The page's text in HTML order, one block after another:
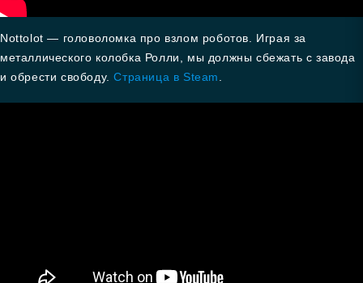
Nottolot — головоломка про взлом роботов. Играя за
металлического колобка Ролли, мы должны сбежать с завода
и обрести свободу.Страница в Steam